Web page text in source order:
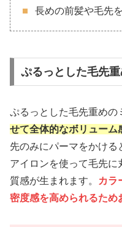
長めの前髪や毛先
ぷるっとした毛先
ぷるっとした毛先重めの
せて全体的なボリューム
先のみにパーマをかける
アイロンを使って毛先に
質感が生まれます。
カラ
密度感を高められるため